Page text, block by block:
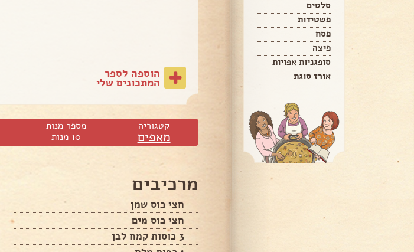
סלטים
פשטידות
פסח
פיצה
סופגניות אפויות
אורז סוגת
הוספה לספר
המתכונים שלי
קטגוריה
מאפים
מספר מנות
10 מנות
מרכיבים
חצי כוס שמן
חצי כוס מים
3 כוסות קמח לבן